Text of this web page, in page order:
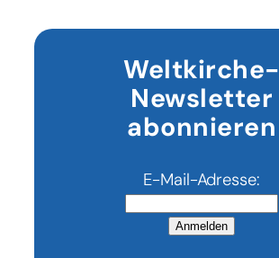
Priestern
Weltkirche-
Newsletter
abonnieren
E-Mail-Adresse:
Anmelden